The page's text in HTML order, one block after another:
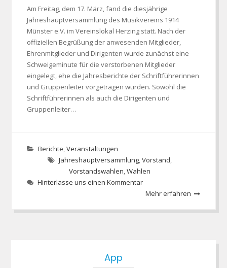
Am Freitag, dem 17. März, fand die diesjährige
Jahreshauptversammlung des Musikvereins 1914
Münster e.V. im Vereinslokal Herzing statt. Nach der
offiziellen Begrüßung der anwesenden Mitglieder,
Ehrenmitglieder und Dirigenten wurde zunächst eine
Schweigeminute für die verstorbenen Mitglieder
eingelegt, ehe die Jahresberichte der Schriftführerinnen
und Gruppenleiter vorgetragen wurden. Sowohl die
Schriftführerinnen als auch die Dirigenten und
Gruppenleiter…
Berichte,Veranstaltungen
Jahreshauptversammlung,Vorstand,
Vorstandswahlen,Wahlen
Hinterlasse uns einen Kommentar
Mehr erfahren
App